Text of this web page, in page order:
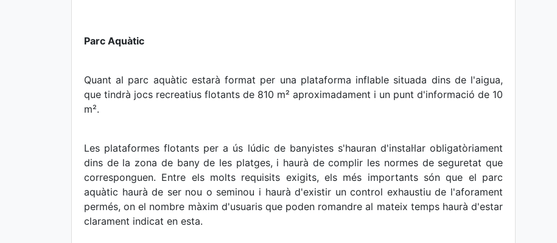
Parc Aquàtic
Quant al parc aquàtic estarà format per una plataforma inflable situada dins de l'aigua,
que tindrà jocs recreatius flotants de 810 m² aproximadament i un punt d'informació de 10
m².
Les plataformes flotants per a ús lúdic de banyistes s'hauran d'instal·lar obligatòriament
dins de la zona de bany de les platges, i haurà de complir les normes de seguretat que
corresponguen. Entre els molts requisits exigits, els més importants són que el parc
aquàtic haurà de ser nou o seminou i haurà d'existir un control exhaustiu de l'aforament
permés, on el nombre màxim d'usuaris que poden romandre al mateix temps haurà d'estar
clarament indicat en esta.